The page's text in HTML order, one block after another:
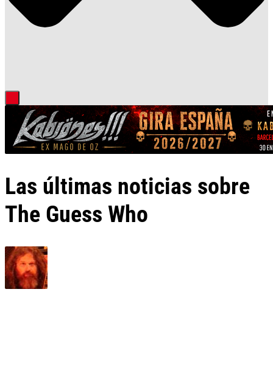
Las últimas noticias sobre
The Guess Who